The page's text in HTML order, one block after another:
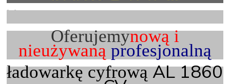
X
Oferujemynową i
nieużywaną profesjonalną
ładowarkę cyfrowąAL 1860